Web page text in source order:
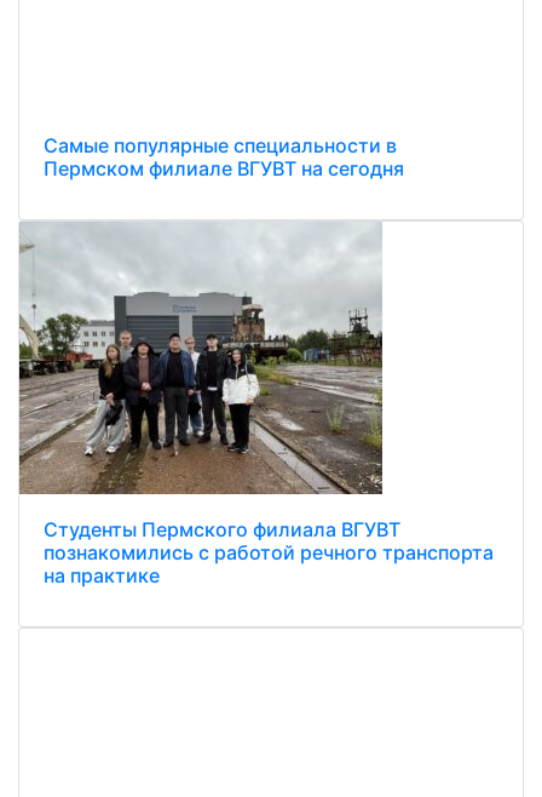
Самые популярные специальности в
Пермском филиале ВГУВТ на сегодня
Студенты Пермского филиала ВГУВТ
познакомились с работой речного транспорта
на практике